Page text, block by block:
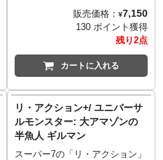
ジ・クリントン」。1976年にパ
ーラメント名義でリリースした5
作目のアルバム「The Clones of
Dr. Funkenstein」のジャケット
にインスパイアされ、描かれて
いるドクター・ファンケンシュ
化！貴重な立体化にファンクフ
ァン感涙の逸品。
販売価格： ¥7,150
130 ポイント獲得
残り2点
カートに入れる
リ・アクション+/ ユニバーサ
ルモンスター: 大アマゾンの
半魚人 ギルマン
スーパー7の「リ・アクション」